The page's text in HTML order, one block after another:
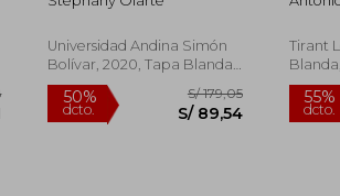
encubierto
Universidad Andina Simón
Bolívar, 2020, Tapa Blanda,
Nuevo
la
Ramos
A.
Tirant